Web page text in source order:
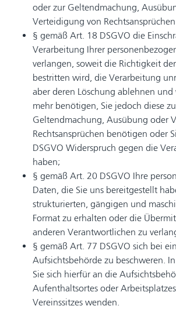
oder zur Geltendmachung,
Verteidigung von
§ gemäß Art. 18 DSGVO die
Verarbeitung Ihrer
verlangen, soweit die Richtigkeit
bestritten wird, die Verarbeitung
aber deren Löschung ablehnen
mehr benötigen, Sie jedoch diese
Geltendmachung, Ausübung oder
Rechtsansprüchen benötigen oder
DSGVO Widerspruch gegen die
haben;
§ gemäß Art. 20 DSGVO Ihre
Daten, die Sie uns bereitgestellt
strukturierten, gängigen und
Format zu erhalten oder die
anderen Verantwortlichen zu
§ gemäß Art. 77 DSGVO sich bei
Aufsichtsbehörde zu beschweren.
Sie sich hierfür an die
Aufenthaltsortes oder
Vereinssitzes wenden.